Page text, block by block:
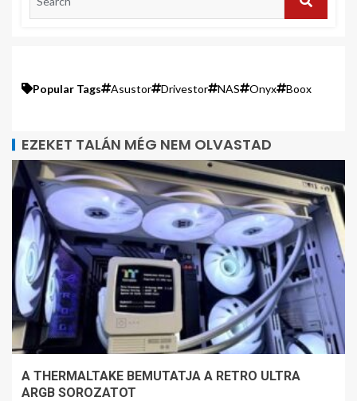
Popular Tags Asustor Drivestor NAS Onyx Boox
EZEKET TALÁN MÉG NEM OLVASTAD
A THERMALTAKE BEMUTATJA A RETRO ULTRA
ARGB SOROZATOT